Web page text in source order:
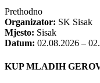
Prethodno
Organizator: SK Sisak
Mjesto: Sisak
Datum: 02.08.2026 –
KUP MLADIH